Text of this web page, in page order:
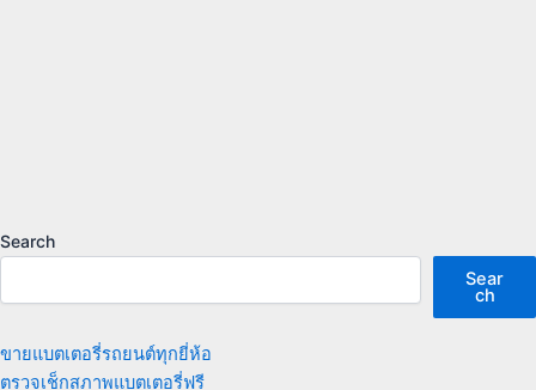
Search
Sear
ch
ขายแบตเตอรี่รถยนต์ทุกยี่ห้อ
ตรวจเช็กสภาพแบตเตอรี่ฟรี